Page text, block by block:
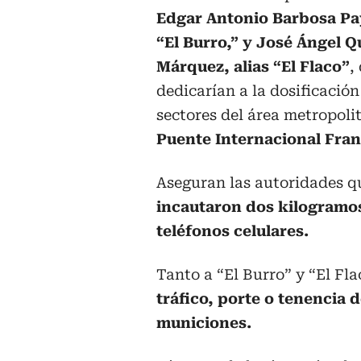
Edgar Antonio Barbosa
“El Burro,” y José Ángel
Márquez, alias “El Flaco”,
dedicarían a la
sectores del área
Puente Internacional
Aseguran las autoridades
incautaron dos
teléfonos celulares.
Tanto a “El Burro” y “El
tráfico, porte o tenencia
municiones.